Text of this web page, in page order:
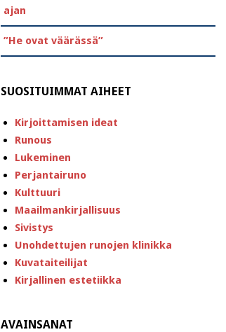
ajan
”He ovat väärässä”
SUOSITUIMMAT AIHEET
Kirjoittamisen ideat
Runous
Lukeminen
Perjantairuno
Kulttuuri
Maailmankirjallisuus
Sivistys
Unohdettujen runojen klinikka
Kuvataiteilijat
Kirjallinen estetiikka
AVAINSANAT